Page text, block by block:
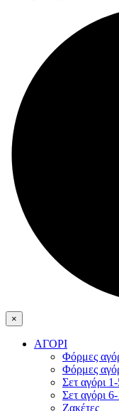
×
ΑΓΟΡΙ
Φόρμες
Φόρμες
Σετ αγόρι
Σετ αγόρι
Ζακέτες